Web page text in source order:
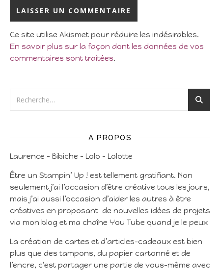
Ce site utilise Akismet pour réduire les indésirables.
En savoir plus sur la façon dont les données de vos
commentaires sont traitées.
A PROPOS
Laurence – Bibiche – Lolo – Lolotte
Être un Stampin’ Up ! est tellement gratifiant. Non
seulement j’ai l’occasion d’être créative tous les jours,
mais j’ai aussi l’occasion d’aider les autres à être
créatives en proposant de nouvelles idées de projets
via mon blog et ma chaîne You Tube quand je le peux
La création de cartes et d’articles-cadeaux est bien
plus que des tampons, du papier cartonné et de
l’encre, c’est partager une partie de vous-même avec